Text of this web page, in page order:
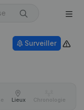
Surveiller
Lieux Chronologie